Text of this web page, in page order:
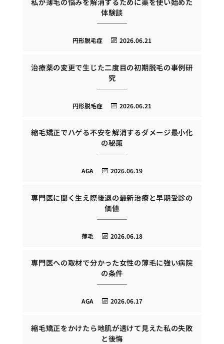
体験談
2026.06.21
円形脱毛症
治療薬の変更で生じた二度目の初期脱毛の事例研
究
2026.06.21
円形脱毛症
縮毛矯正でハゲる不安を解消するダメージ最小化
の秘策
2026.06.19
AGA
専門医に聞く生え際後退の最新治療と早期受診の
価値
2026.06.18
薄毛
専門医への取材で分かった女性の薄毛に強い病院
の条件
2026.06.17
AGA
縮毛矯正をかけたら地肌が透けて見えた私の失敗
と後悔